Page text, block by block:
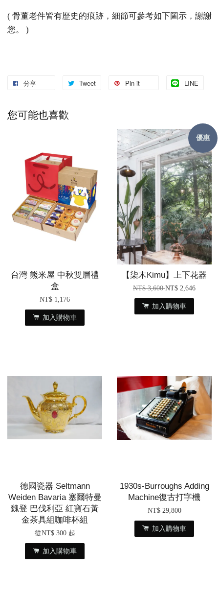
( 骨董老件皆有歷史的痕跡，細節可參考如下圖示，謝謝
您。 )
分享 Tweet Pin it LINE
您可能也喜歡
台灣 熊米屋 中秋雙層禮
盒
NT$ 1,176
加入購物車
優惠
【柒木Kimu】上下花器
NT$ 3,600NT$ 2,646
加入購物車
德國瓷器 Seltmann
Weiden Bavaria 塞爾特曼
魏登 巴伐利亞 紅寶石黃
金茶具組咖啡杯組
從NT$ 300 起
加入購物車
1930s-Burroughs Adding
Machine復古打字機
NT$ 29,800
加入購物車